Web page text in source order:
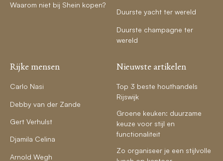
Waarom niet bij Shein kopen?
Duurste yacht ter wereld
Duurste champagne ter
wereld
Rijke mensen
Carlo Nasi
Debby van der Zande
Gert Verhulst
Djamila Celina
Arnold Wegh
Nieuwste artikelen
Top 3 beste houthandels
Rijswijk
Groene keuken: duurzame
keuze voor stijl en
functionaliteit
Zo organiseer je een stijlvolle